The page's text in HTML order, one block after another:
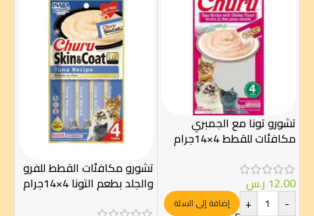
تشورو تونا مع الجمبري
مكافئات للقطط 4×14جرام
12.00 ر.س
-
+ إضافة إلى السلة
تشورو مكافئات القطط للفرو
والجلد بطعم التونا 4×14جرام